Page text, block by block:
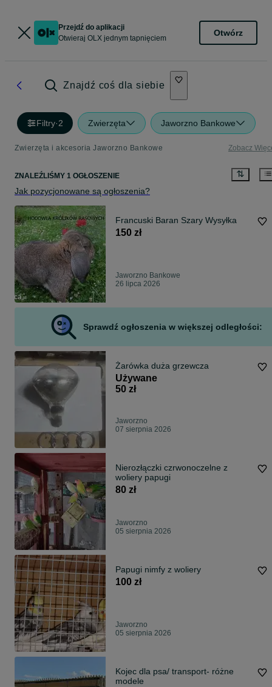
Przejdź do aplikacji
Otwieraj OLX jednym tapnięciem
Otwórz
Znajdź coś dla siebie
Filtry·2 Zwierzęta Jaworzno Bankowe
Zwierzęta i akcesoria Jaworzno Bankowe Zobacz
ZNALEŹLIŚMY 1 OGŁOSZENIE
Jak pozycjonowane są ogłoszenia?
Francuski Baran Szary Wysyłka
150 zł
Jaworzno Bankowe
26 lipca 2026
Sprawdź ogłoszenia w większej odległości:
Żarówka duża grzewcza
Używane
50 zł
Jaworzno
07 sierpnia 2026
Nierozłączki czrwonoczelne z
woliery papugi
80 zł
Jaworzno
05 sierpnia 2026
Papugi nimfy z woliery
100 zł
Jaworzno
05 sierpnia 2026
Kojec dla psa/ transport- różne
modele